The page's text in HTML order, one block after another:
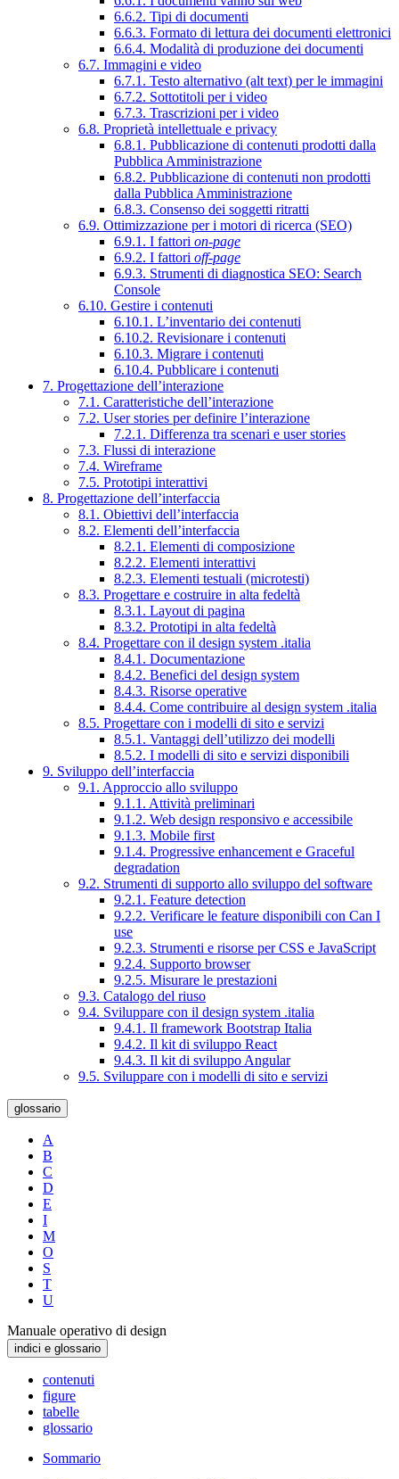
6.6.2. Tipi di documenti
6.6.3. Formato di lettura dei documenti elettronici
6.6.4. Modalità di produzione dei documenti
6.7. Immagini e video
6.7.1. Testo alternativo (alt text) per le immagini
6.7.2. Sottotitoli per i video
6.7.3. Trascrizioni per i video
6.8. Proprietà intellettuale e privacy
6.8.1. Pubblicazione di contenuti prodotti dalla
Pubblica Amministrazione
6.8.2. Pubblicazione di contenuti non prodotti
dalla Pubblica Amministrazione
6.8.3. Consenso dei soggetti ritratti
6.9. Ottimizzazione per i motori di ricerca (SEO)
6.9.1. I fattori on-page
6.9.2. I fattori off-page
6.9.3. Strumenti di diagnostica SEO: Search
Console
6.10. Gestire i contenuti
6.10.1. L’inventario dei contenuti
6.10.2. Revisionare i contenuti
6.10.3. Migrare i contenuti
6.10.4. Pubblicare i contenuti
7. Progettazione dell’interazione
7.1. Caratteristiche dell’interazione
7.2. User stories per definire l’interazione
7.2.1. Differenza tra scenari e user stories
7.3. Flussi di interazione
7.4. Wireframe
7.5. Prototipi interattivi
8. Progettazione dell’interfaccia
8.1. Obiettivi dell’interfaccia
8.2. Elementi dell’interfaccia
8.2.1. Elementi di composizione
8.2.2. Elementi interattivi
8.2.3. Elementi testuali (microtesti)
8.3. Progettare e costruire in alta fedeltà
8.3.1. Layout di pagina
8.3.2. Prototipi in alta fedeltà
8.4. Progettare con il design system .italia
8.4.1. Documentazione
8.4.2. Benefici del design system
8.4.3. Risorse operative
8.4.4. Come contribuire al design system .italia
8.5. Progettare con i modelli di sito e servizi
8.5.1. Vantaggi dell’utilizzo dei modelli
8.5.2. I modelli di sito e servizi disponibili
9. Sviluppo dell’interfaccia
9.1. Approccio allo sviluppo
9.1.1. Attività preliminari
9.1.2. Web design responsivo e accessibile
9.1.3. Mobile first
9.1.4. Progressive enhancement e Graceful
degradation
9.2. Strumenti di supporto allo sviluppo del software
9.2.1. Feature detection
9.2.2. Verificare le feature disponibili con Can I
use
9.2.3. Strumenti e risorse per CSS e JavaScript
9.2.4. Supporto browser
9.2.5. Misurare le prestazioni
9.3. Catalogo del riuso
9.4. Sviluppare con il design system .italia
9.4.1. Il framework Bootstrap Italia
9.4.2. Il kit di sviluppo React
9.4.3. Il kit di sviluppo Angular
9.5. Sviluppare con i modelli di sito e servizi
glossario
A
B
C
D
E
I
M
O
S
T
U
Manuale operativo di design
indici e glossario
contenuti
figure
tabelle
glossario
Sommario